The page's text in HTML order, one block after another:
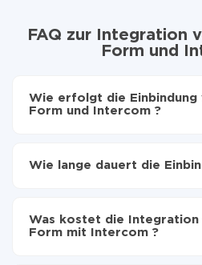
FAQ zur Integration
Form und
Wie erfolgt die Einbindung
Form und Intercom ?
Intercom zu übertragen
Lead Form auf Intercom
Wie lange dauert die
Im Durchschnitt dauert es 10-
Was kostet die Integration
Form mit Intercom ?